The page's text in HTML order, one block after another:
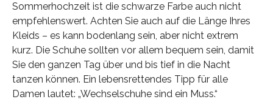
Sommerhochzeit ist die schwarze Farbe auch nicht
empfehlenswert. Achten Sie auch auf die Länge Ihres
Kleids – es kann bodenlang sein, aber nicht extrem
kurz. Die Schuhe sollten vor allem bequem sein, damit
Sie den ganzen Tag über und bis tief in die Nacht
tanzen können. Ein lebensrettendes Tipp für alle
Damen lautet: „Wechselschuhe sind ein Muss.“